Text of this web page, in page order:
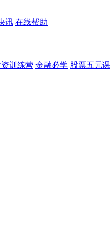
讯 在线帮助
训练营 金融必学 股票五元课